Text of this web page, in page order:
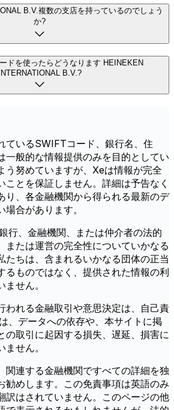
B.V.複数の支店を持っているのでしょう
か?
ドを使ったらどうなります HEINEKEN
INTERNATIONAL B.V.?
ているSWIFTコード、銀行名、住
一般的な情報提供のみを目的としてい
う努めていますが、Xeは情報が完全
ことを保証しません。詳細は予告なく
り、各金融機関から得られる最新のデ
合があります。
行、金融機関、または仲介者の法的
または運営の完全性についていかなる
たちは、含まれるいかなる団体の正当
るものではなく、提供された情報の利
せん。
われる金融取引や意思決定は、自己責
、データへの依存や、本サイトに掲
の取引に起因する損失、遅延、損害に
せん。
関連する金融機関ですべての詳細を独
勧めします。この免責事項は英語のみ
訳はされていません。このページの他